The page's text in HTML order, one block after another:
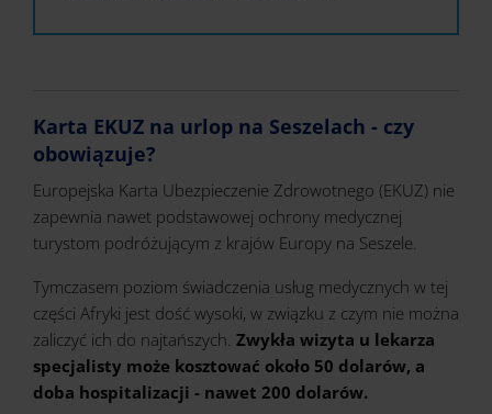
Karta EKUZ na urlop na Seszelach - czy
obowiązuje?
Europejska Karta Ubezpieczenie Zdrowotnego (EKUZ) nie
zapewnia nawet podstawowej ochrony medycznej
turystom podróżującym z krajów Europy na Seszele.
Tymczasem poziom świadczenia usług medycznych w tej
części Afryki jest dość wysoki, w związku z czym nie można
zaliczyć ich do najtańszych. Zwykła wizyta u lekarza
specjalisty może kosztować około 50 dolarów, a
doba hospitalizacji - nawet 200 dolarów.